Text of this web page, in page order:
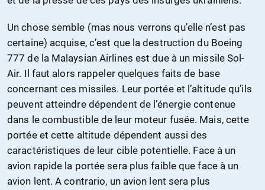
Un chose semble (mas nous verrons qu’elle n’est pas
certaine) acquise, c’est que la destruction du Boeing
777 de la Malaysian Airlines est due à un missile Sol-
Air. Il faut alors rappeler quelques faits de base
concernant ces missiles. Leur portée et l’altitude qu’ils
peuvent atteindre dépendent de l’énergie contenue
dans le combustible de leur moteur fusée. Mais, cette
portée et cette altitude dépendent aussi des
caractéristiques de leur cible potentielle. Face à un
avion rapide la portée sera plus faible que face à un
avion lent. A contrario, un avion lent sera plus